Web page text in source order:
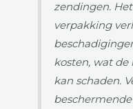
zendingen.
verpakking
kosten, wat de
kan schaden.